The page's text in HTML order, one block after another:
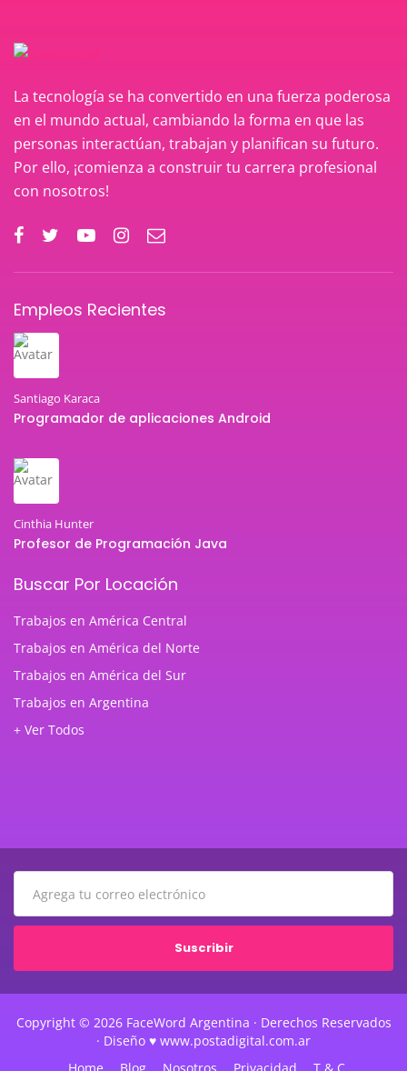
La tecnología se ha convertido en una fuerza poderosa
en el mundo actual, cambiando la forma en que las
personas interactúan, trabajan y planifican su futuro.
Por ello, ¡comienza a construir tu carrera profesional
con nosotros!
Empleos Recientes
Santiago Karaca
Programador de aplicaciones Android
Cinthia Hunter
Profesor de Programación Java
Buscar Por Locación
Trabajos en América Central
Trabajos en América del Norte
Trabajos en América del Sur
Trabajos en Argentina
+ Ver Todos
Suscribir
Copyright © 2026 FaceWord Argentina · Derechos Reservados
· Diseño ♥ www.postadigital.com.ar
Home
Blog Nosotros Privacidad T & C